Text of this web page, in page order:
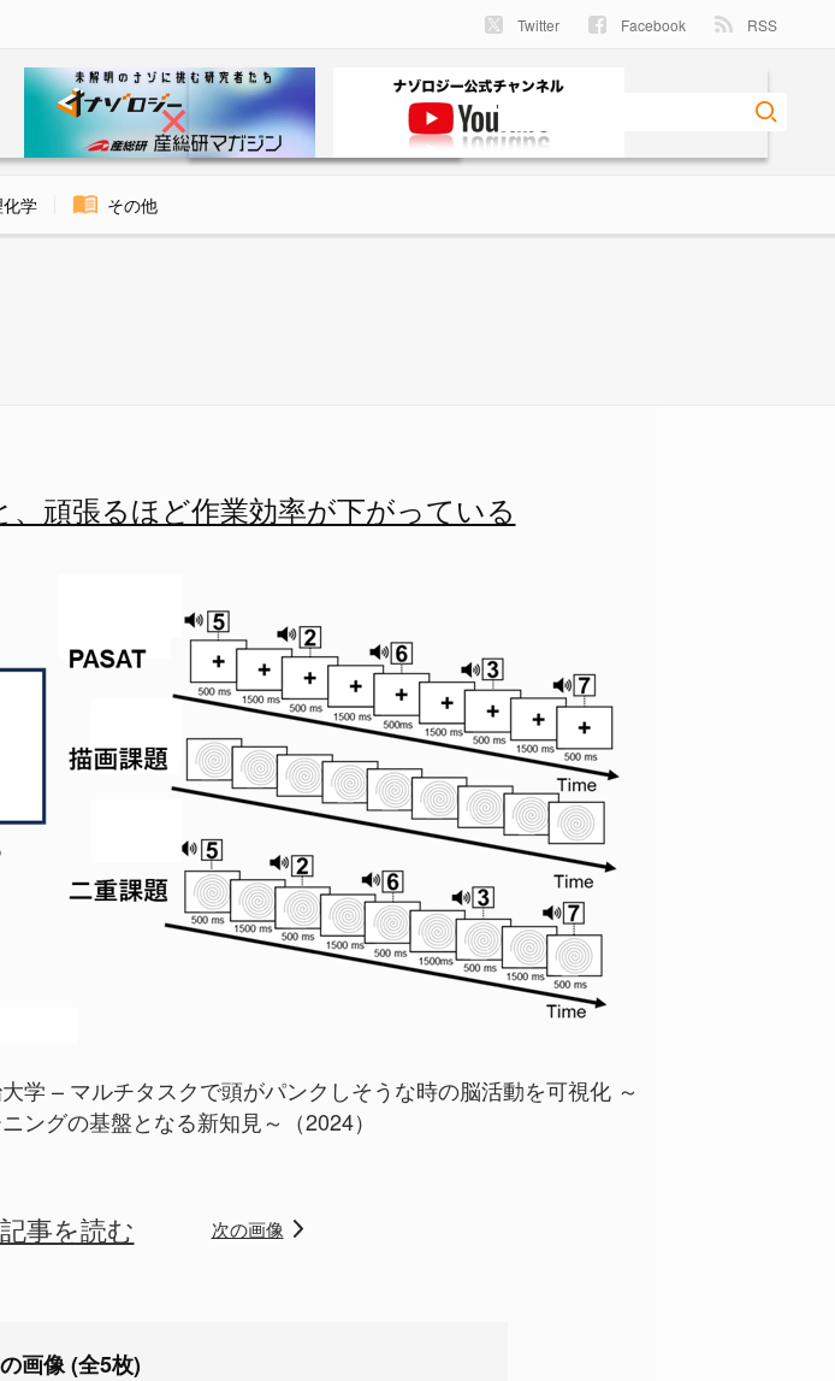
Twitter Facebook RSS
学 その他
頑張るほど作業効率が下がっている
学 – マルチタスクで頭がパンクしそうな時の脳活動を可視化 ～
ングの基盤となる新知見～（2024）
事を読む 次の画像
画像 (全5枚)